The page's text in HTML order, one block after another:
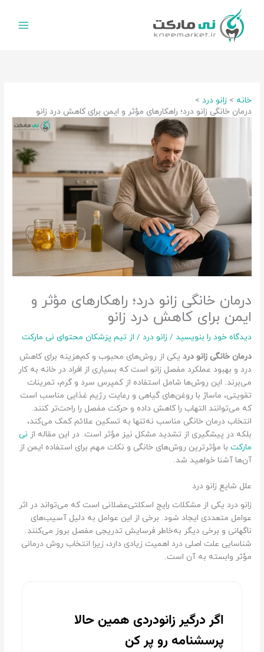
خانه
زانو درد
درمان خانگی زانو درد؛ راهکارهای مؤثر و ایمن برای کاهش درد زانو
درمان خانگی زانو درد؛ راهکارهای مؤثر و
ایمن برای کاهش درد زانو
دیدگاه‌ خود را بنویسید / زانو درد / از تیم پزشکان محتوای نی مارکت
درمان خانگی زانو درد یکی از روش‌های محبوب و کم‌هزینه برای کاهش
درد و بهبود عملکرد مفصل زانو است که بسیاری از افراد در خانه به کار
می‌برند. این روش‌ها شامل استفاده از کمپرس سرد و گرم، تمرینات
تقویتی، ماساژ با روغن‌های گیاهی و رعایت رژیم غذایی مناسب است
که می‌توانند التهاب را کاهش داده و حرکت مفصل را راحت‌تر کنند.
انتخاب درمان خانگی مناسب نه‌تنها به تسکین علائم کمک می‌کند،
بلکه در پیشگیری از تشدید مشکل نیز مؤثر است. در این مقاله از نی
مارکت با مؤثرترین روش‌های خانگی و نکات مهم برای استفاده ایمن از
آن‌ها آشنا خواهید شد.
علل شایع زانو درد
زانو درد یکی از مشکلات رایج اسکلتی‌عضلانی است که می‌تواند در اثر
عوامل متعددی ایجاد شود. برخی از این عوامل به دلیل آسیب‌های
ناگهانی و برخی دیگر به‌خاطر فرسایش تدریجی مفصل بروز می‌کنند.
شناسایی علت اصلی درد اهمیت زیادی دارد، زیرا انتخاب روش درمانی
مؤثر وابسته به آن است.